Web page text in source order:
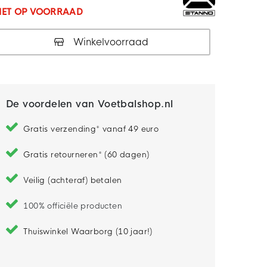
OP VOORRAAD
Winkelvoorraad
De voordelen van Voetbalshop.nl
Gratis verzending* vanaf 49 euro
Gratis retourneren* (60 dagen)
Veilig (achteraf) betalen
100% officiële producten
Thuiswinkel Waarborg (10 jaar!)